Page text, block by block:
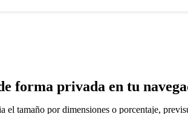
forma privada en tu
el tamaño por dimensiones o porcentaje,